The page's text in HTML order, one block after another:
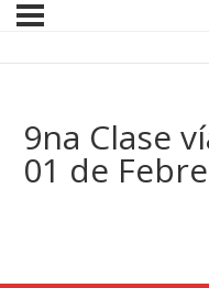
9na Clase
01 de